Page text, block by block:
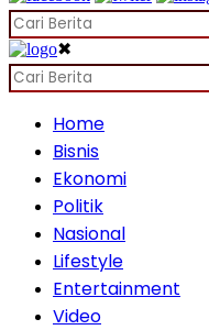
✖
Home
Bisnis
Ekonomi
Politik
Nasional
Lifestyle
Entertainment
Video